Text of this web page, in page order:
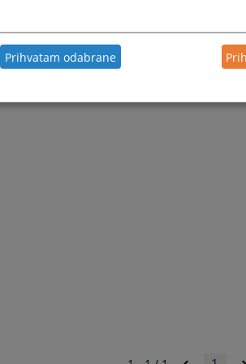
Prihvatam odabrane